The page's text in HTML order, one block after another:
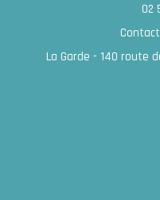
02
La Garde - 140 route